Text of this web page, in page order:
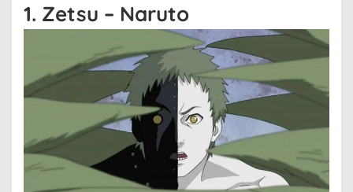
1. Zetsu – Naruto